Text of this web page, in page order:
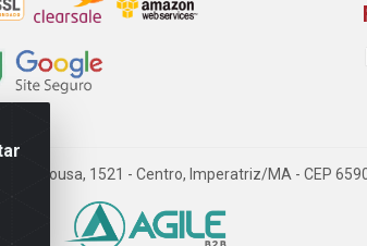
de Sousa, 1521 - Centro, Imperatriz/MA - CEP